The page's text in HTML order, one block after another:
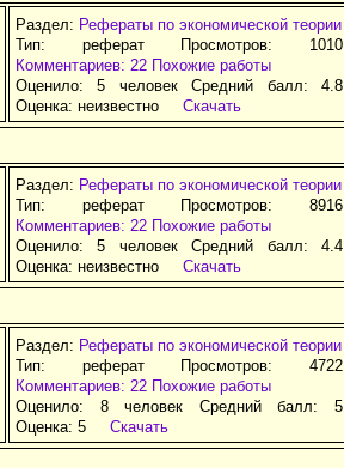
Раздел: Рефераты по экономической теории
Тип: реферат Просмотров: 1010
Комментариев: 22 Похожие работы
Оценило: 5 человек Средний балл: 4.8
Оценка: неизвестно Скачать
Раздел: Рефераты по экономической теории
Тип: реферат Просмотров: 8916
Комментариев: 22 Похожие работы
Оценило: 5 человек Средний балл: 4.4
Оценка: неизвестно Скачать
Раздел: Рефераты по экономической теории
Тип: реферат Просмотров: 4722
Комментариев: 22 Похожие работы
Оценило: 8 человек Средний балл: 5
Оценка: 5 Скачать